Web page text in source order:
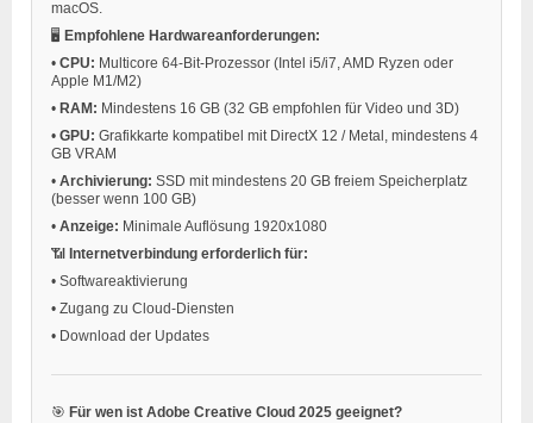
macOS.
🖥️ Empfohlene Hardwareanforderungen:
• CPU: Multicore 64-Bit-Prozessor (Intel i5/i7, AMD Ryzen oder
Apple M1/M2)
• RAM: Mindestens 16 GB (32 GB empfohlen für Video und 3D)
• GPU: Grafikkarte kompatibel mit DirectX 12 / Metal, mindestens 4
GB VRAM
• Archivierung: SSD mit mindestens 20 GB freiem Speicherplatz
(besser wenn 100 GB)
• Anzeige: Minimale Auflösung 1920x1080
📶 Internetverbindung erforderlich für:
• Softwareaktivierung
• Zugang zu Cloud-Diensten
• Download der Updates
🎯 Für wen ist Adobe Creative Cloud 2025 geeignet?